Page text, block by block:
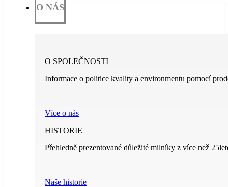
O NÁS
O SPOLEČNOSTI
Informace o politice kvality a environmentu pomocí
Více o nás
HISTORIE
Přehledně prezentované důležité milníky z více než
Naše historie